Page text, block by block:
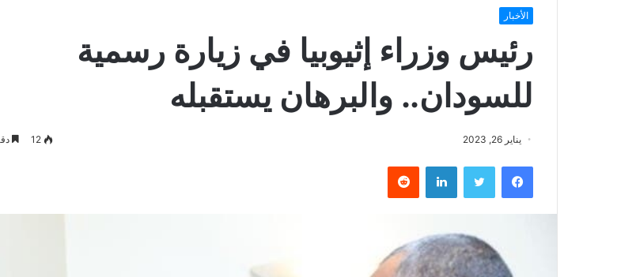
الأخبار
رئيس وزراء إثيوبيا في زيارة رسمية
للسودان.. والبرهان يستقبله
يناير 26, 2023 12
فيسبوك تويتر لينكدإن